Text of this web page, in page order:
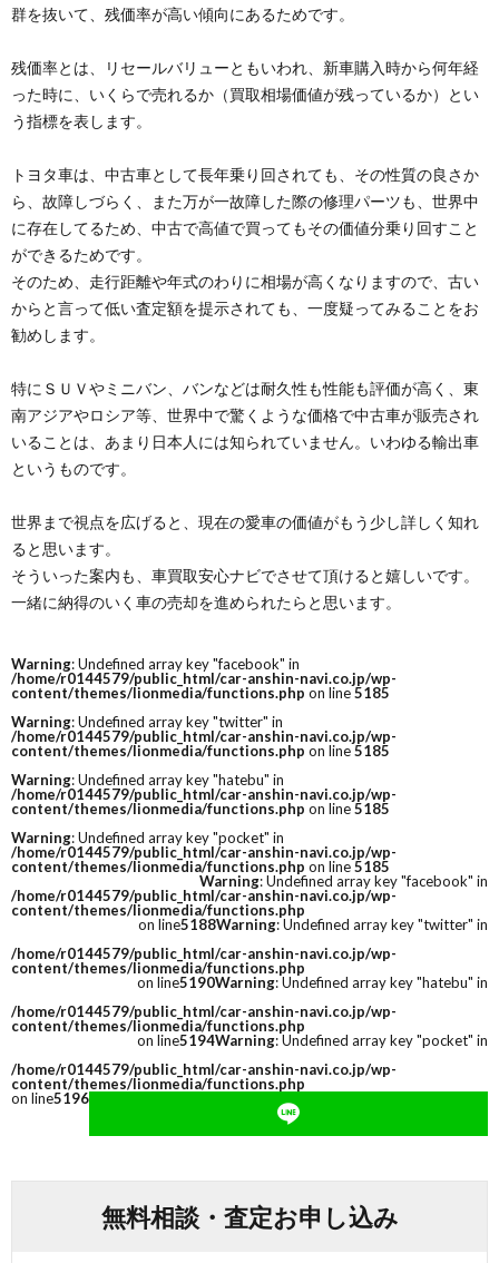
群を抜いて、残価率が高い傾向にあるためです。
残価率とは、リセールバリューともいわれ、新車購入時から何年経
った時に、いくらで売れるか（買取相場価値が残っているか）とい
う指標を表します。
トヨタ車は、中古車として長年乗り回されても、その性質の良さか
ら、故障しづらく、また万が一故障した際の修理パーツも、世界中
に存在してるため、中古で高値で買ってもその価値分乗り回すこと
ができるためです。
そのため、走行距離や年式のわりに相場が高くなりますので、古い
からと言って低い査定額を提示されても、一度疑ってみることをお
勧めします。
特にＳＵＶやミニバン、バンなどは耐久性も性能も評価が高く、東
南アジアやロシア等、世界中で驚くような価格で中古車が販売され
いることは、あまり日本人には知られていません。いわゆる輸出車
というものです。
世界まで視点を広げると、現在の愛車の価値がもう少し詳しく知れ
ると思います。
そういった案内も、車買取安心ナビでさせて頂けると嬉しいです。
一緒に納得のいく車の売却を進められたらと思います。
Warning: Undefined array key "facebook" in
/home/r0144579/public_html/car-anshin-navi.co.jp/wp-
content/themes/lionmedia/functions.php on line5185
Warning: Undefined array key "twitter" in
/home/r0144579/public_html/car-anshin-navi.co.jp/wp-
content/themes/lionmedia/functions.php on line5185
Warning: Undefined array key "hatebu" in
/home/r0144579/public_html/car-anshin-navi.co.jp/wp-
content/themes/lionmedia/functions.php on line5185
Warning: Undefined array key "pocket" in
/home/r0144579/public_html/car-anshin-navi.co.jp/wp-
content/themes/lionmedia/functions.php on line5185
Warning: Undefined array key "facebook" in
/home/r0144579/public_html/car-anshin-navi.co.jp/wp-
content/themes/lionmedia/functions.php
on line5188Warning: Undefined array key "twitter" in
/home/r0144579/public_html/car-anshin-navi.co.jp/wp-
content/themes/lionmedia/functions.php
on line5190Warning: Undefined array key "hatebu" in
/home/r0144579/public_html/car-anshin-navi.co.jp/wp-
content/themes/lionmedia/functions.php
on line5194Warning: Undefined array key "pocket" in
/home/r0144579/public_html/car-anshin-navi.co.jp/wp-
content/themes/lionmedia/functions.php
on line5196
無料相談・査定お申し込み